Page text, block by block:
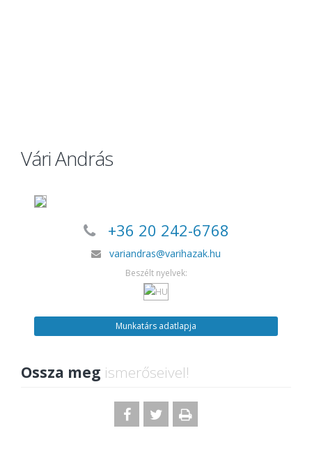
Vári András
+36 20 242-6768
variandras@varihazak.hu
Beszélt nyelvek:
Munkatárs adatlapja
Ossza meg ismerőseivel!